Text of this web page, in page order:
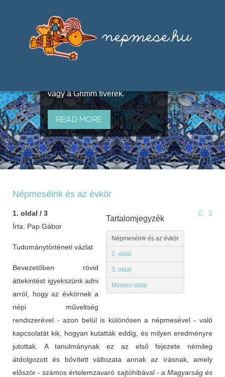
útján terjedő elbeszélésekből,
melyeket olyan ismert gyűjtők
állítottak össze, mint Benedek
vagy a Grimm fivérek.
READ MORE
Népmeséink és az évkör
Tartalomjegyzék
Népmeséink és az évkör
2. oldal
3. oldal
Minden oldal
1. oldal / 3
Írta: Pap Gábor
Tudománytörténeti vázlat
Bevezetőben rövid
áttekintést igyekszünk adni
arról, hogy az évkörnek a
népi műveltség
rendszerével - azon belül is különösen a népmesével - való
kapcsolatát kik, hogyan kutatták eddig, és milyen eredményre
jutottak. A tanulmánynak ez az első fejezete némileg
átdolgozott és bővített változata annak az írásnak, amely
először - számos értelemzavaró sajtóhibával - a Magyarság és